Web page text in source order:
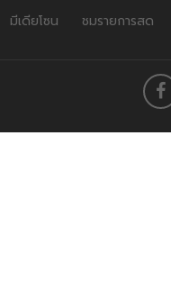
มีเดียโซน ชมรายการสด